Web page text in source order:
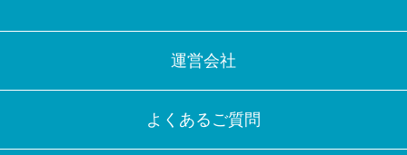
運営会社
よくあるご質問